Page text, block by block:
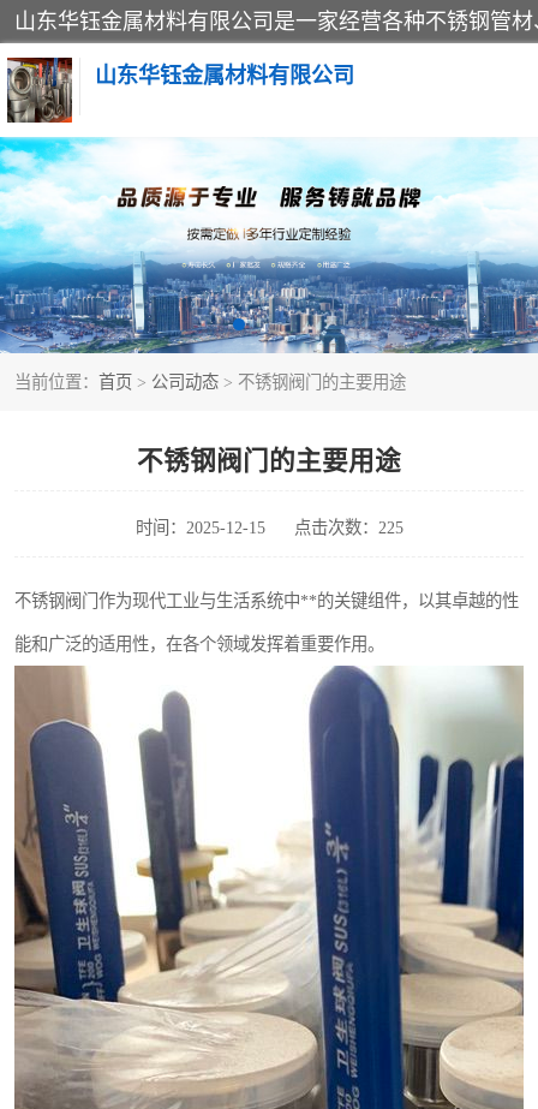
山东华钰金属材料有限公司
当前位置： 首页 > 公司动态 > 不锈钢阀门的主要用途
不锈钢阀门的主要用途
时间：2025-12-15 点击次数：225
不锈钢阀门作为现代工业与生活系统中**的关键组件，以其卓越的性
能和广泛的适用性，在各个领域发挥着重要作用。
不锈钢管
管件标准件
不锈钢人孔
不锈钢角钢